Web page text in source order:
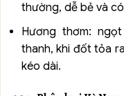
thường, dễ bẻ và
Hương thơm:
thanh, khi đốt tỏa
kéo dài.